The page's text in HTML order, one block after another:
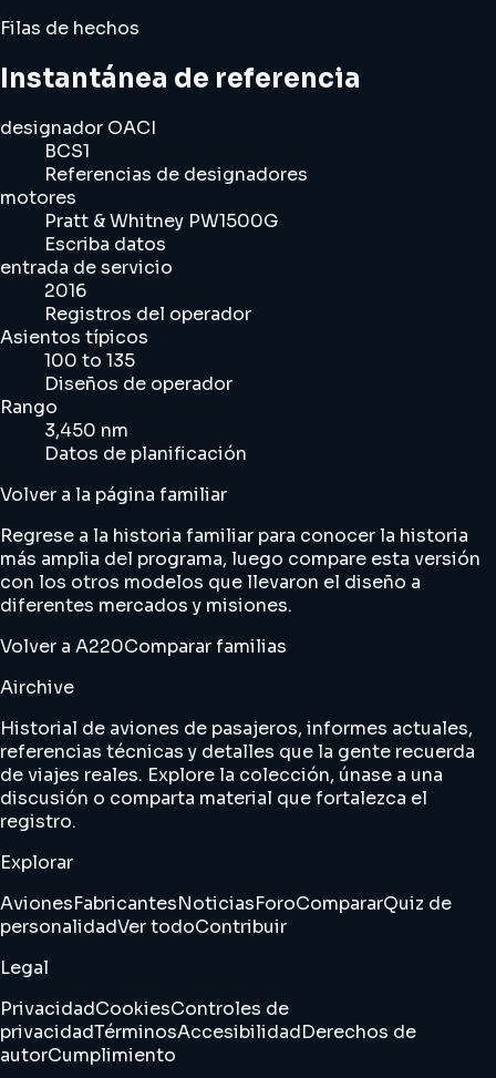
Filas de hechos
Instantánea de referencia
designador OACI
BCS1
Referencias de designadores
motores
Pratt & Whitney PW1500G
Escriba datos
entrada de servicio
2016
Registros del operador
Asientos típicos
100 to 135
Diseños de operador
Rango
3,450 nm
Datos de planificación
Volver a la página familiar
Regrese a la historia familiar para conocer la historia
más amplia del programa, luego compare esta versión
con los otros modelos que llevaron el diseño a
diferentes mercados y misiones.
Volver a A220Comparar familias
Airchive
Historial de aviones de pasajeros, informes actuales,
referencias técnicas y detalles que la gente recuerda
de viajes reales. Explore la colección, únase a una
discusión o comparta material que fortalezca el
registro.
Explorar
AvionesFabricantesNoticiasForoCompararQuiz de
personalidadVer todoContribuir
Legal
PrivacidadCookiesControles de
privacidadTérminosAccesibilidadDerechos de
autorCumplimiento